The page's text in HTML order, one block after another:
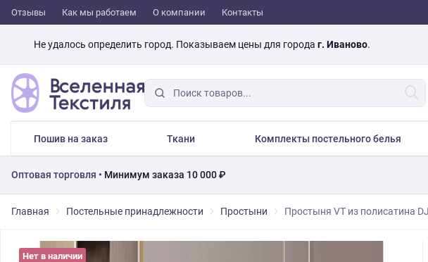
Отзывы Как мы работаем О компании Контакты
Не удалось определить город. Показываем цены для города г. Иваново.
Пошив на заказ Ткани Комплекты постельного белья
Оптовая торговля • Минимум заказа 10 000 ₽
Главная Постельные принадлежности Простыни Простыня VT из полисатина
Нет в наличии